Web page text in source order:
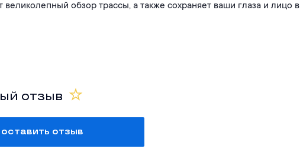
великолепный обзор трассы, а также сохраняет ваши глаза и лицо в
отзыв
отзыв